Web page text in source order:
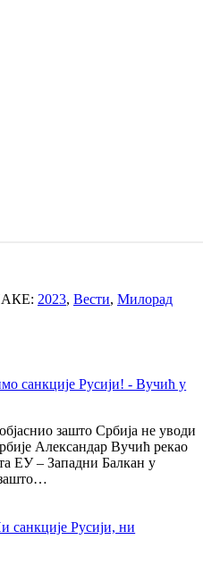
2023, Вести, Милорад
санкције Русији! - Вучић у
зашто Србија не уводи
Александар Вучић рекао
ЕУ – Западни Балкан у
санкције Русији, ни